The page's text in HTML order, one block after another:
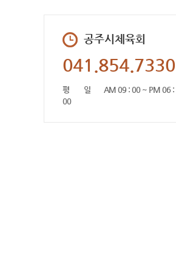
공주시체육회
041.854.7330
평 일
AM 09 : 00 ~ PM 06 :
00